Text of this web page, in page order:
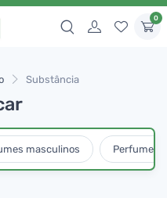
0
Substância
masculinos Perfumes